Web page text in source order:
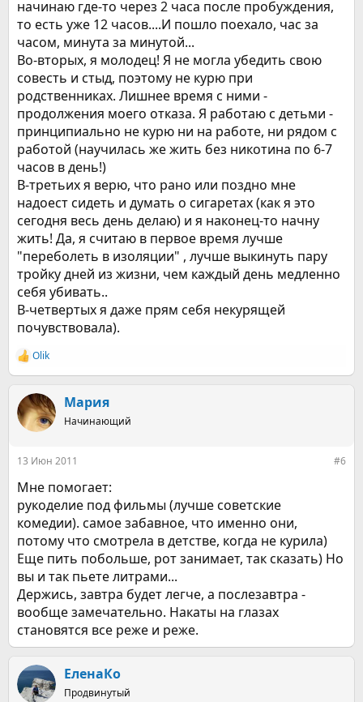
начинаю где-то через 2 часа после пробуждения,
то есть уже 12 часов....И пошло поехало, час за
часом, минута за минутой...
Во-вторых, я молодец! Я не могла убедить свою
совесть и стыд, поэтому не курю при
родственниках. Лишнее время с ними -
продолжения моего отказа. Я работаю с детьми -
принципиально не курю ни на работе, ни рядом с
работой (научилась же жить без никотина по 6-7
часов в день!)
В-третьих я верю, что рано или поздно мне
надоест сидеть и думать о сигаретах (как я это
сегодня весь день делаю) и я наконец-то начну
жить! Да, я считаю в первое время лучше
"переболеть в изоляции" , лучше выкинуть пару
тройку дней из жизни, чем каждый день медленно
себя убивать..
В-четвертых я даже прям себя некурящей
почувствовала).
Р
е
к
ц
и
Olik
Мария
Начинающий
13 Июн 2011 #6
Мне помогает:
рукоделие под фильмы (лучше советские
комедии). самое забавное, что именно они,
потому что смотрела в детстве, когда не курила)
Еще пить побольше, рот занимает, так сказать) Но
вы и так пьете литрами...
Держись, завтра будет легче, а послезавтра -
вообще замечательно. Накаты на глазах
становятся все реже и реже.
ЕленаКо
Продвинутый